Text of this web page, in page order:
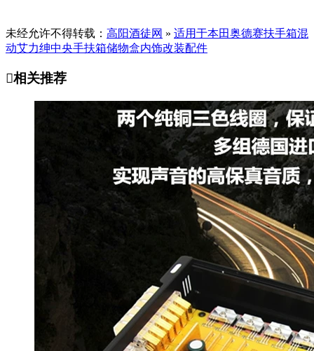
未经允许不得转载： 高阳酒徒网 » 适用于本田奥德赛扶手箱混
动艾力绅中央手扶箱储物盒内饰改装配件
相关推荐